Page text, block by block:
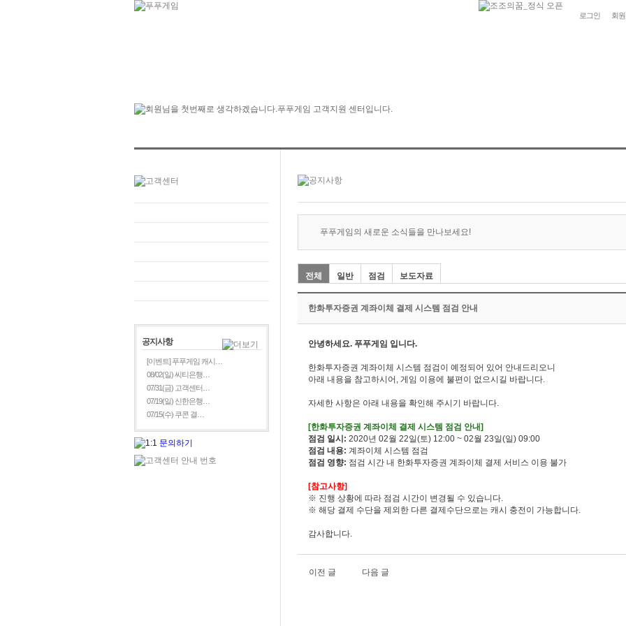
로그인 회
공지사항
[이벤트] 푸푸게임 캐시…
08/02(일) 씨티은행…
07/31(금) 고객센터…
07/19(일) 신한은행…
07/15(수) 쿠콘 결…
푸푸게임의 새로운 소식들을 만나보세요!
전체 일반 점검 보도자료
한화투자증권 계좌이체 결제 시스템 점검 안내
안녕하세요. 푸푸게임 입니다.
한화투자증권 계좌이체 시스템 점검이 예정되어 있어 안내드리오니
아래 내용을 참고하시어, 게임 이용에 불편이 없으시길 바랍니다.
자세한 사항은 아래 내용을 확인해 주시기 바랍니다.
[한화투자증권 계좌이체 결제 시스템 점검 안내]
점검 일시: 2020년 02월 22일(토) 12:00 ~ 02월 23일(일) 09:00
점검 내용: 계좌이체 시스템 점검
점검 영향: 점검 시간 내 한화투자증권 계좌이체 결제 서비스 이용 불가
[참고사항]
※ 진행 상황에 따라 점검 시간이 변경될 수 있습니다.
※ 해당 결제 수단을 제외한 다른 결제수단으로는 캐시 충전이 가능합니다.
감사합니다.
이전 글 다음 글